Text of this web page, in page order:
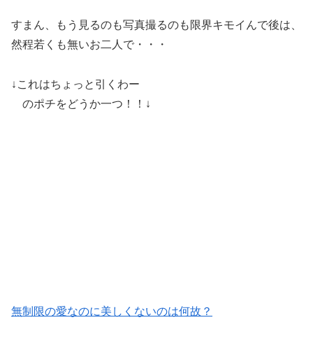
すまん、もう見るのも写真撮るのも限界キモイんで後は、
然程若くも無いお二人で・・・
↓これはちょっと引くわー
のポチをどうか一つ！！↓
無制限の愛なのに美しくないのは何故？